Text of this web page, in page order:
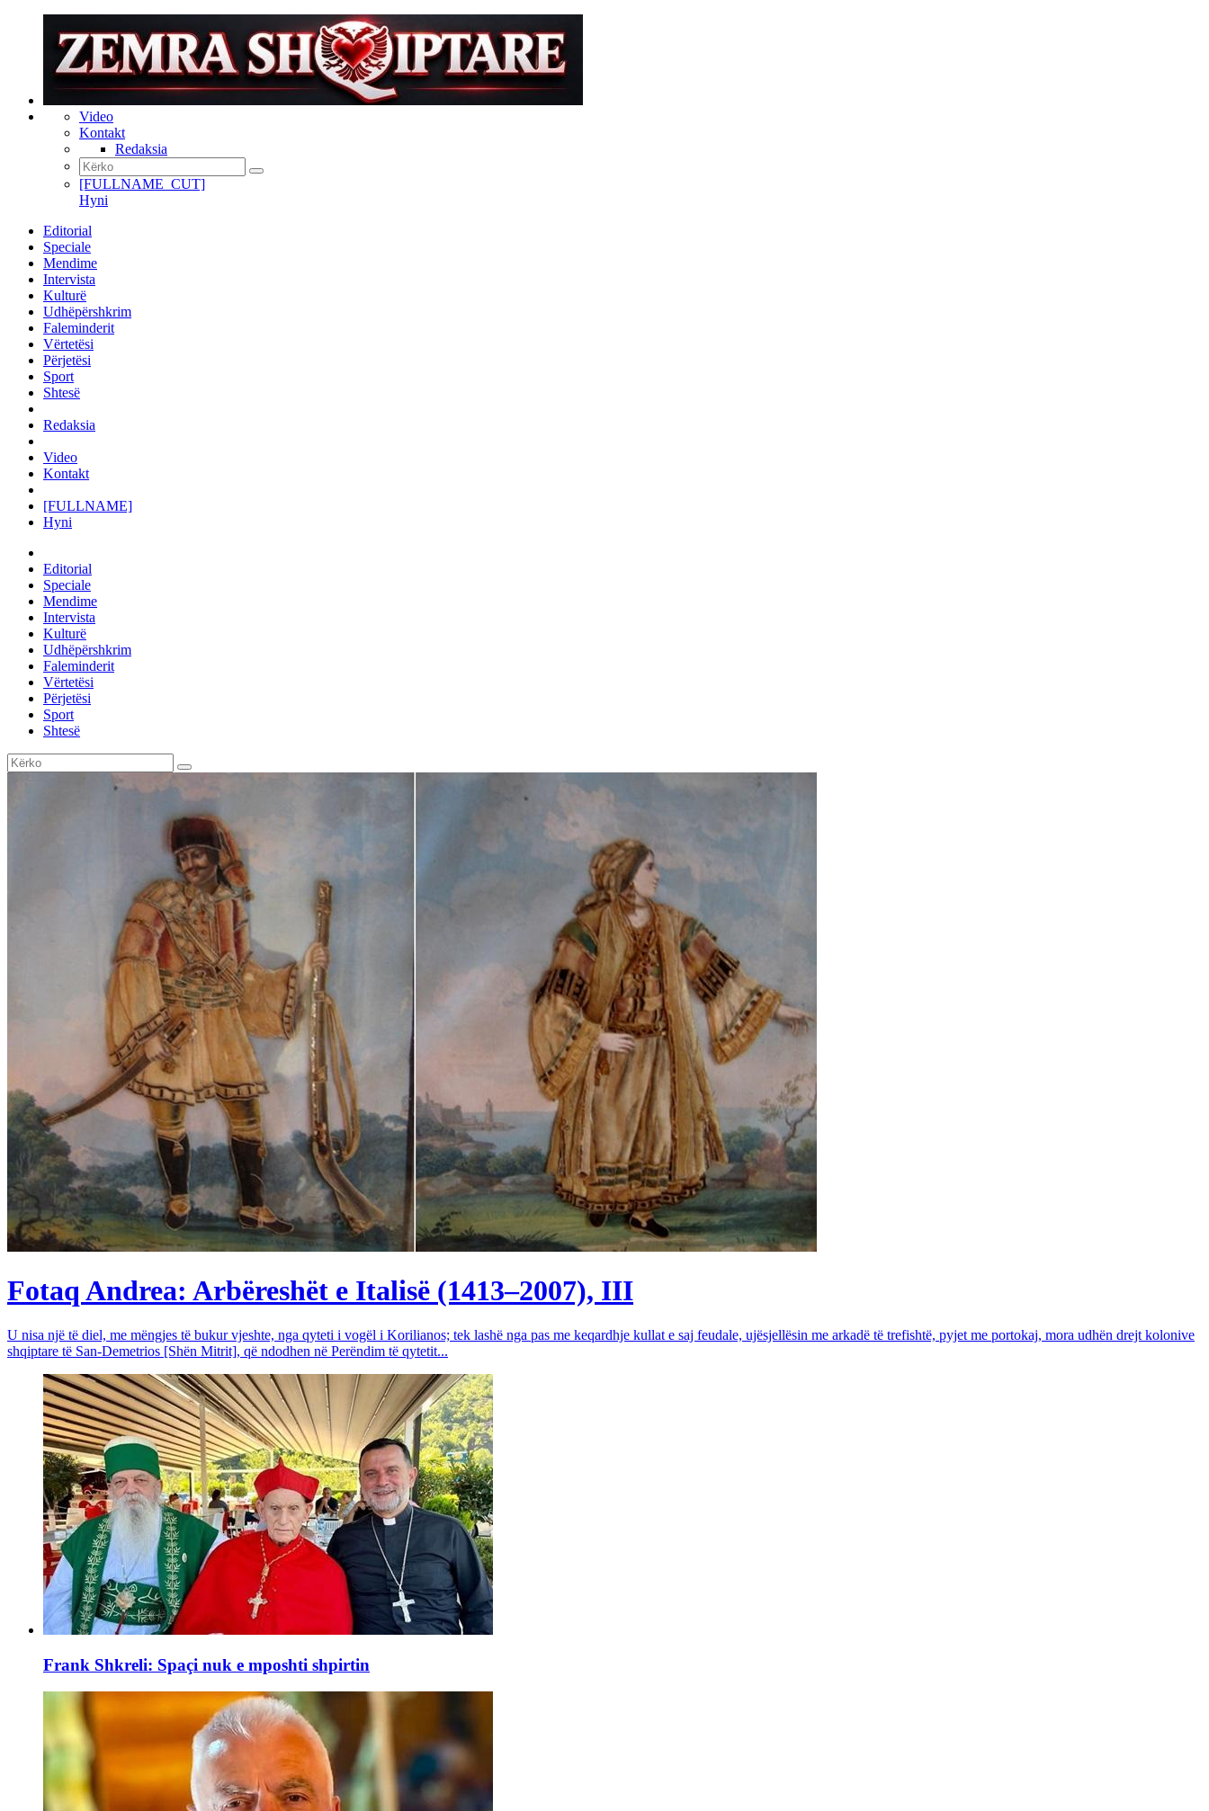
Video
Kontakt
Redaksia
[FULLNAME_CUT]
Hyni
Editorial
Speciale
Mendime
Intervista
Kulturë
Udhëpërshkrim
Faleminderit
Vërtetësi
Përjetësi
Sport
Shtesë
Redaksia
Video
Kontakt
[FULLNAME]
Hyni
Editorial
Speciale
Mendime
Intervista
Kulturë
Udhëpërshkrim
Faleminderit
Vërtetësi
Përjetësi
Sport
Shtesë
Fotaq Andrea: Arbëreshët e Italisë (1413–2007), III
U nisa një të diel, me mëngjes të bukur vjeshte, nga qyteti i vogël i Korilianos; tek lashë nga pas me keqardhje kullat e saj feudale, ujësjellësin me arkadë të trefishtë, pyjet me portokaj, mora udhën drejt kolonive
shqiptare të San-Demetrios [Shën Mitrit], që ndodhen në Perëndim të qytetit...
Frank Shkreli: Spaçi nuk e mposhti shpirtin